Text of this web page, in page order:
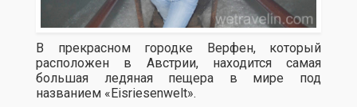
В прекрасном городке Верфен, который
расположен в Австрии, находится самая
большая ледяная пещера в мире под
названием «Eisriesenwelt».